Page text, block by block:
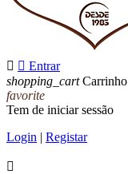
  Entrar
shopping_cart Carrinho
favorite
Tem de iniciar sessão
Login | Registar
